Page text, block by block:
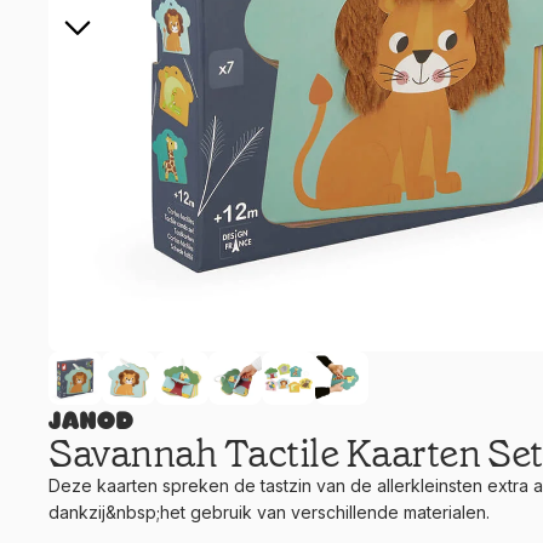
Janod
Savannah Tactile Kaarten Set
Deze kaarten spreken de tastzin van de allerkleinsten extra
dankzij&nbsp;het gebruik van verschillende materialen.